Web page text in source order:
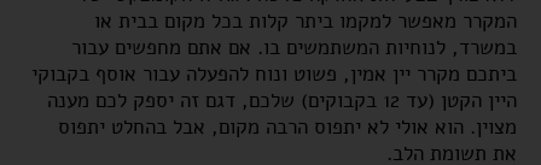
המקרר מאפשר למקמו ביתר קלות בכל מקום בבית או
במשרד, לנוחיות המשתמשים בו. אם אתם מחפשים עבור
ביתכם מקרר יין אמין, פשוט ונוח להפעלה עבור אוסף בקבוקי
היין הקטן (עד 12 בקבוקים) שלכם, דגם זה יספק לכם מענה
מצוין. הוא אולי לא יתפוס הרבה מקום, אבל בהחלט יתפוס
את תשומת הלב.